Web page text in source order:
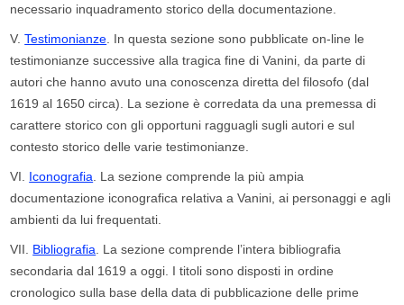
necessario inquadramento storico della documentazione.
V. Testimonianze . In questa sezione sono pubblicate on-line le
testimonianze successive alla tragica fine di Vanini, da parte di
autori che hanno avuto una conoscenza diretta del filosofo (dal
1619 al 1650 circa). La sezione è corredata da una premessa di
carattere storico con gli opportuni ragguagli sugli autori e sul
contesto storico delle varie testimonianze.
VI. Iconografia . La sezione comprende la più ampia
documentazione iconografica relativa a Vanini, ai personaggi e agli
ambienti da lui frequentati.
VII. Bibliografia . La sezione comprende l’intera bibliografia
secondaria dal 1619 a oggi. I titoli sono disposti in ordine
cronologico sulla base della data di pubblicazione delle prime